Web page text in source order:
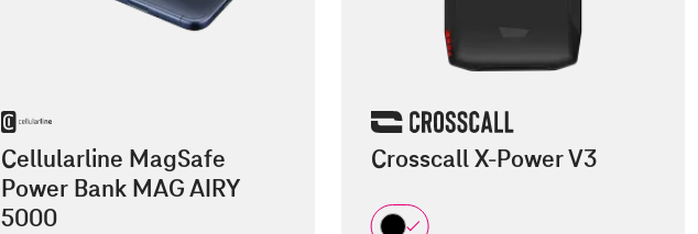
Cellularline MagSafe
Power Bank MAG AIRY
5000
Crosscall X-Power V3